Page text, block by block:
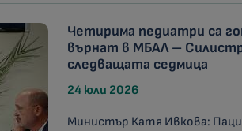
Четирима педиатри са
върнат в МБАЛ –
следващата седмица
24 юли 2026
Министър Катя Ивкова: